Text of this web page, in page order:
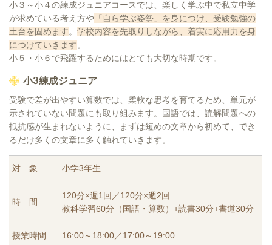
小３～小４の練成ジュニアコースでは、 楽しく学ぶ中で私立中学
が求めている考え方や 「自ら学ぶ姿勢」を身につけ、受験勉強の
土台を固めます。 学校内容を先取りしながら、着実に応用力を身
につけていきます。
小５・小６で飛躍するためにはとても大切な時期です。
小3練成ジュニア
受験で差が出やすい算数では、柔軟な思考を育てるため、単元が
示されていない問題にも取り組みます。国語では、読解問題への
抵抗感が生まれないように、まずは短めの文章から初めて、でき
るだけ多くの文章に多く触れていきます。
対 象 小学3年生
時 間
120分×週1回／120分×週2回
教科学習60分（国語・算数）+読書30分+書道30分
授業時間 16:00～18:00／17:00～19:00